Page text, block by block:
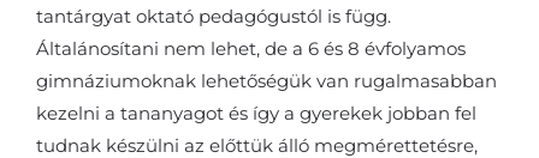
tantárgyat oktató pedagógustól is függ.
Általánosítani nem lehet, de a 6 és 8 évfolyamos
gimnáziumoknak lehetőségük van rugalmasabban
kezelni a tananyagot és így a gyerekek jobban fel
tudnak készülni az előttük álló megmérettetésre,